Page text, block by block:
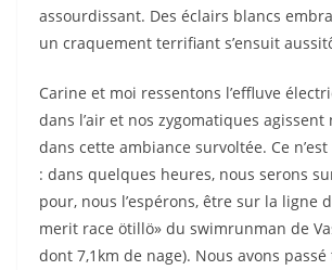
assourdissant. Des éclairs blancs
un craquement terrifiant s’ensuit
Carine et moi ressentons l’effluve
dans l’air et nos zygomatiques
dans cette ambiance survoltée. Ce
: dans quelques heures, nous serons
pour, nous l’espérons, être sur la ligne
merit race ötillö» du swimrunman de
dont 7,1km de nage). Nous avons